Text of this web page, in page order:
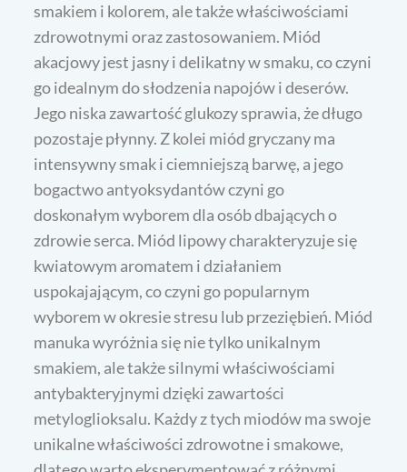
smakiem i kolorem, ale także właściwościami
zdrowotnymi oraz zastosowaniem. Miód
akacjowy jest jasny i delikatny w smaku, co czyni
go idealnym do słodzenia napojów i deserów.
Jego niska zawartość glukozy sprawia, że długo
pozostaje płynny. Z kolei miód gryczany ma
intensywny smak i ciemniejszą barwę, a jego
bogactwo antyoksydantów czyni go
doskonałym wyborem dla osób dbających o
zdrowie serca. Miód lipowy charakteryzuje się
kwiatowym aromatem i działaniem
uspokajającym, co czyni go popularnym
wyborem w okresie stresu lub przeziębień. Miód
manuka wyróżnia się nie tylko unikalnym
smakiem, ale także silnymi właściwościami
antybakteryjnymi dzięki zawartości
metyloglioksalu. Każdy z tych miodów ma swoje
unikalne właściwości zdrowotne i smakowe,